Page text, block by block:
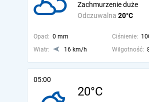
Odczuwalna 20°C
Zachmurzenie duże
Opad: 0 mm Ciśnienie:
Wiatr:
16 km/h Wilgotność:
05:00
20°C